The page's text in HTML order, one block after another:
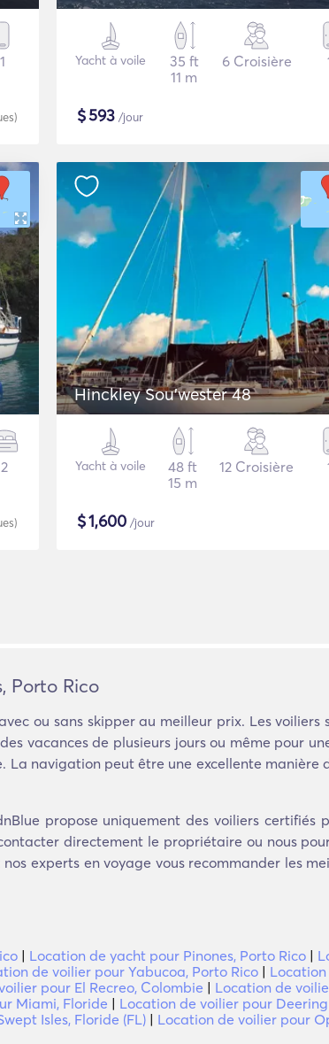
1
)
Yacht à voile
35 ft
11 m
6 Croisière
$593 /jour
2
)
Hinckley Sou’wester 48
Yacht à voile
48 ft
15 m
12 Croisière
$1,600 /jour
Porto Rico
ou sans skipper au meilleur prix. Les voiliers
vacances de plusieurs jours ou même pour
La navigation peut être une excellente
propose uniquement des voiliers certifiés
directement le propriétaire ou nous
experts en voyage vous recommander les
| Location de yacht pour Pinones, Porto Rico |
de voilier pour Yabucoa, Porto Rico |
pour El Recreo, Colombie | Location de
Miami, Floride | Location de voilier pour Deering
Isles, Floride (FL) | Location de voilier pour